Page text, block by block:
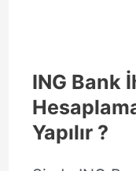
ING Bank
Yapılır ?